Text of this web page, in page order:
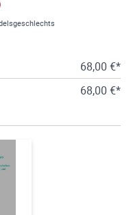
68,00 €*
68,00 €*